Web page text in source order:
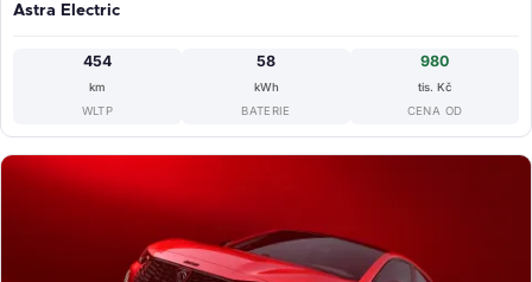
Astra Electric
454
km
WLTP
58
kWh
BATERIE
980
tis. Kč
CENA OD